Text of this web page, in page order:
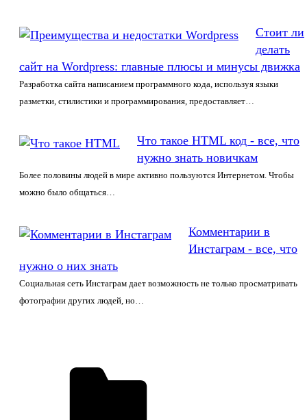
Стоит ли
делать
сайт на Wordpress: главные плюсы и минусы движка
Разработка сайта написанием программного кода, используя языки
разметки, стилистики и программирования, предоставляет…
Что такое HTML код - все, что
нужно знать новичкам
Более половины людей в мире активно пользуются Интернетом. Чтобы
можно было общаться…
Комментарии в
Инстаграм - все, что
нужно о них знать
Социальная сеть Инстаграм дает возможность не только просматривать
фотографии других людей, но…